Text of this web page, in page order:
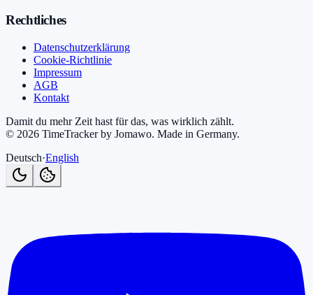
Rechtliches
Datenschutzerklärung
Cookie-Richtlinie
Impressum
AGB
Kontakt
Damit du mehr Zeit hast für das, was wirklich zählt.
© 2026 TimeTracker by Jomawo. Made in Germany.
Deutsch·English